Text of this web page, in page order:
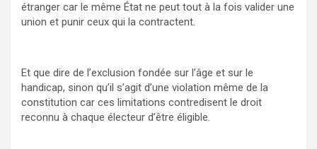
étranger car le même État ne peut tout à la fois valider une
union et punir ceux qui la contractent.
Et que dire de l’exclusion fondée sur l’âge et sur le
handicap, sinon qu’il s’agit d’une violation même de la
constitution car ces limitations contredisent le droit
reconnu à chaque électeur d’être éligible.